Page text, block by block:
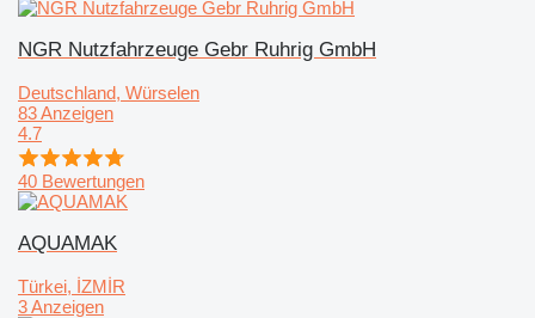
NGR Nutzfahrzeuge Gebr Ruhrig GmbH
Deutschland, Würselen
83 Anzeigen
4.7
40 Bewertungen
AQUAMAK
Türkei, İZMİR
3 Anzeigen